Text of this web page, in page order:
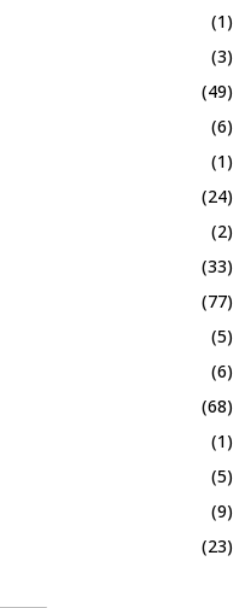
(1)
(3)
(49)
(6)
(1)
(24)
(2)
(33)
(77)
(5)
(6)
(68)
(1)
(5)
(9)
(23)